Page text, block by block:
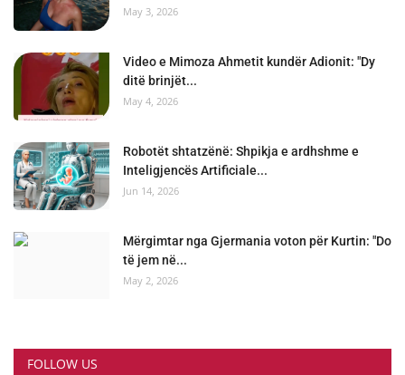
May 3, 2026
Video e Mimoza Ahmetit kundër Adionit: "Dy
ditë brinjët...
May 4, 2026
Robotët shtatzënë: Shpikja e ardhshme e
Inteligjencës Artificiale...
Jun 14, 2026
Mërgimtar nga Gjermania voton për Kurtin: "Do
të jem në...
May 2, 2026
FOLLOW US